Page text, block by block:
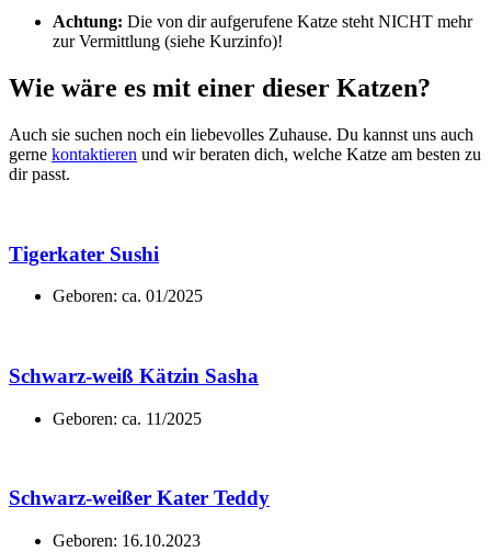
Achtung: Die von dir aufgerufene Katze steht NICHT mehr
zur Vermittlung (siehe Kurzinfo)!
Wie wäre es mit einer dieser Katzen?
Auch sie suchen noch ein liebevolles Zuhause. Du kannst uns auch
gerne kontaktieren und wir beraten dich, welche Katze am besten zu
dir passt.
Tigerkater Sushi
Geboren: ca. 01/2025
Schwarz-weiß Kätzin Sasha
Geboren: ca. 11/2025
Schwarz-weißer Kater Teddy
Geboren: 16.10.2023